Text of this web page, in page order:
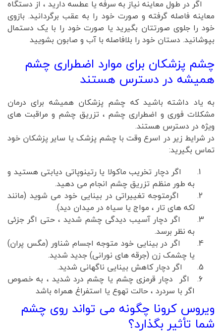
اگر در طول معاینه نیاز به سرفه یا عطسه دارید ، از دستگاه
معاینه فاصله گرفته و صورت خود را به عقب برگردانید. بازوی
خود را جلوی صورتتان بگیرید یا صورت خود را با یک دستمال
بپوشانید. دستان خود را بلافاصله با آب و صابون بشویید
چشم پزشکان برای موارد اضطراری چشم
همیشه در دسترس هستند
به یاد داشته باشید که چشم پزشکان همیشه برای درمان
مشکلات فوری و اضطراری چشم ، تزریق چشم و مراقبت های
ویژه در دسترس هستند.
در شرایط زیر در اسرع وقت با چشم پزشک یا سایر پزشکان خود
تماس بگیرید:
اگر دچار تخریب ماکولا یا رتینوپاتی دیابتی هستید و
به طور منظم تزریق چشم انجام می دهید.
اگرمتوجه تغییراتی در بینایی خود می شوید (مانند
لکه های تار ، مواج یا سیاه در میدان دید).
اگر دچار آسیب دیدگی چشم شدید ، حتی اگر جزئی
به نظر برسد.
اگر در بینایی خود متوجه اجسام شناور (مگس پران)
یا چشمک زن (جرقه های نورانی) جدید شدید.
اگر دچار کاهش بینایی ناگهانی شدید.
اگر دچار قرمزی چشم یا چشم درد شدید ، به خصوص
اگر با سردرد ، حالت تهوع یا استفراغ همراه باشد
ویروس کرونا چگونه می تواند روی چشم
شما تأثیر بگذارد؟